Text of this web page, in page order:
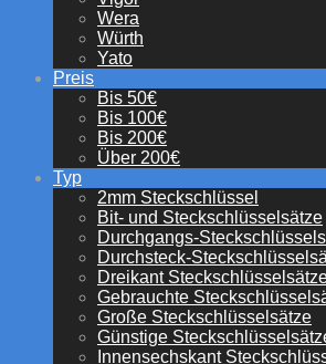
Wera
Würth
Yato
Preis
Bis 50€
Bis 100€
Bis 200€
Über 200€
Typ
2mm Steckschlüssel
Bit- und Steckschlüsselsätze
Durchgangs-
Durchsteck-
Dreikant
Gebrauchte
Große Steckschlüsselsätze
Günstige
Innensechskant